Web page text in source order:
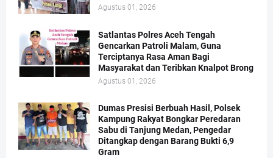
Agustus 01, 2026
Satlantas Polres Aceh Tengah
Gencarkan Patroli Malam, Guna
Terciptanya Rasa Aman Bagi
Masyarakat dan Teribkan Knalpot Brong
Agustus 01, 2026
Dumas Presisi Berbuah Hasil, Polsek
Kampung Rakyat Bongkar Peredaran
Sabu di Tanjung Medan, Pengedar
Ditangkap dengan Barang Bukti 6,9
Gram